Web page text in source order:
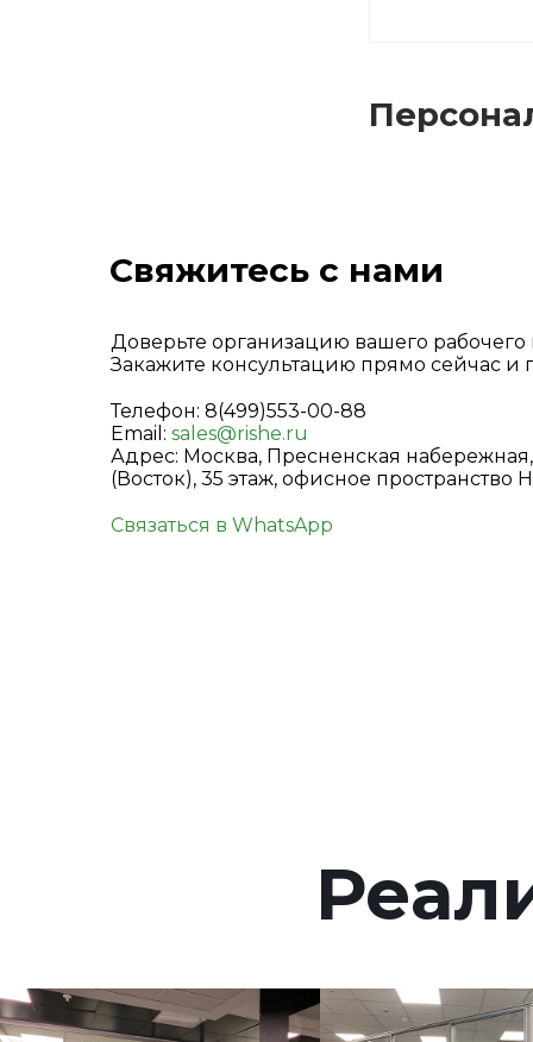
Доверьте организацию вашего рабочего
Закажите консультацию прямо сейчас и
Телефон: 8(499)553-00-88
Email: sales@rishe.ru
Адрес: Москва, Пресненская
(Восток), 35 этаж, офисное пространство
Связаться в WhatsApp
Свяжитесь с нами